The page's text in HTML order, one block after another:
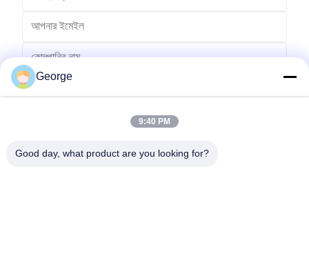
George
9:40 PM
Good day, what product are you looking for?